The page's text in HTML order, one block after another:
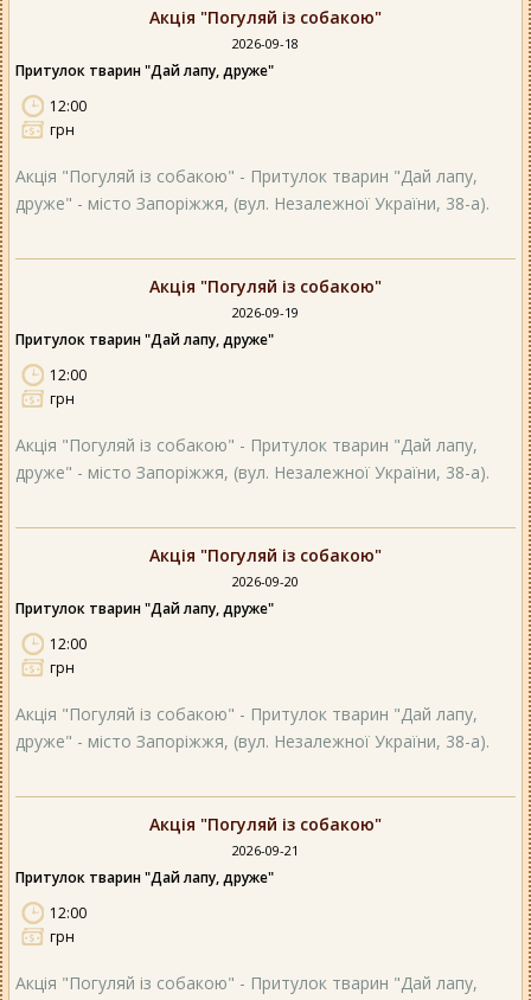
Акція "Погуляй із собакою"
2026-09-18
Притулок тварин "Дай лапу, друже"
12:00
грн
Акція "Погуляй із собакою" - Притулок тварин "Дай лапу,
друже" - місто Запоріжжя, (вул. Незалежної України, 38-а).
Акція "Погуляй із собакою"
2026-09-19
Притулок тварин "Дай лапу, друже"
12:00
грн
Акція "Погуляй із собакою" - Притулок тварин "Дай лапу,
друже" - місто Запоріжжя, (вул. Незалежної України, 38-а).
Акція "Погуляй із собакою"
2026-09-20
Притулок тварин "Дай лапу, друже"
12:00
грн
Акція "Погуляй із собакою" - Притулок тварин "Дай лапу,
друже" - місто Запоріжжя, (вул. Незалежної України, 38-а).
Акція "Погуляй із собакою"
2026-09-21
Притулок тварин "Дай лапу, друже"
12:00
грн
Акція "Погуляй із собакою" - Притулок тварин "Дай лапу,